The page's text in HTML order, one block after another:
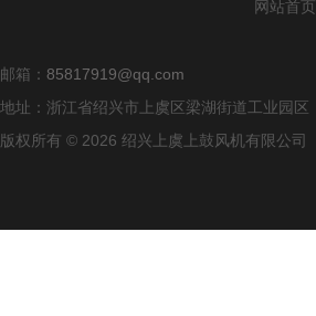
网站首页
邮箱： 85817919@qq.com
地址：浙江省绍兴市上虞区梁湖街道工业园区
版权所有 © 2026 绍兴上虞上鼓风机有限公司